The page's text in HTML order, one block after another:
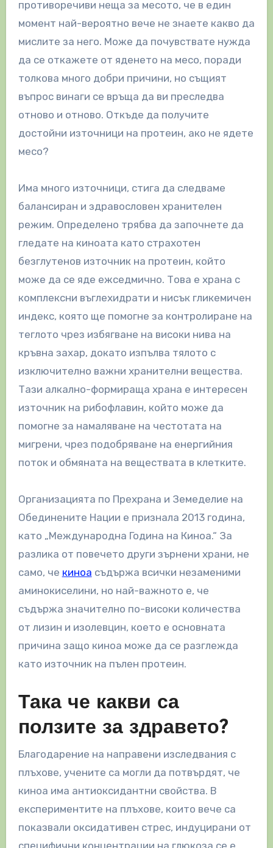
противоречиви неща за месото, че в един
момент най-вероятно вече не знаете какво да
мислите за него. Може да почувствате нужда
да се откажете от яденето на месо, поради
толкова много добри причини, но същият
въпрос винаги се връща да ви преследва
отново и отново. Откъде да получите
достойни източници на протеин, ако не ядете
месо?
Има много източници, стига да следваме
балансиран и здравословен хранителен
режим. Определено трябва да започнете да
гледате на киноата като страхотен
безглутенов източник на протеин, който
може да се яде ежседмично. Това е храна с
комплексни въглехидрати и нисък гликемичен
индекс, която ще помогне за контролиране на
теглото чрез избягване на високи нива на
кръвна захар, докато изпълва тялото с
изключително важни хранителни вещества.
Тази алкално-формираща храна е интересен
източник на рибофлавин, който може да
помогне за намаляване на честотата на
мигрени, чрез подобряване на енергийния
поток и обмяната на веществата в клетките.
Организацията по Прехрана и Земеделие на
Обединените Нации е признала 2013 година,
като „Международна Година на Киноа.“ За
разлика от повечето други зърнени храни, не
само, че киноа съдържа всички незаменими
аминокиселини, но най-важното е, че
съдържа значително по-високи количества
от лизин и изолевцин, което е основната
причина защо киноа може да се разглежда
като източник на пълен протеин.
Така че какви са
ползите за здравето?
Благодарение на направени изследвания с
плъхове, учените са могли да потвърдят, че
киноа има антиоксидантни свойства. В
експериментите на плъхове, които вече са
показвали оксидативен стрес, индуцирани от
специфични концентрации на глюкоза се е